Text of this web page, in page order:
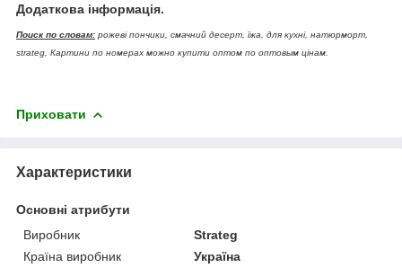
Додаткова інформація.
Поиск по словам: рожеві пончики, смачний десерт, їжа, для кухні, натюрморт,
strateg, Картини по номерах можно купити оптом по оптовым цінам.
Приховати
Характеристики
Основні атрибути
Виробник
Strateg
Країна виробник
Україна